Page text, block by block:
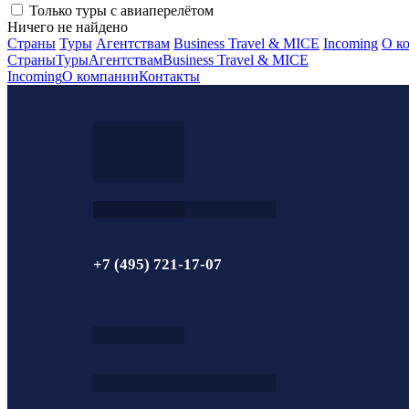
Только туры с авиаперелётом
Ничего не найдено
Страны Туры Агентствам Business Travel & MICE Incoming О
СтраныТурыАгентствамBusiness Travel & MICE
IncomingО компанииКонтакты
+7 (495) 721-17-07